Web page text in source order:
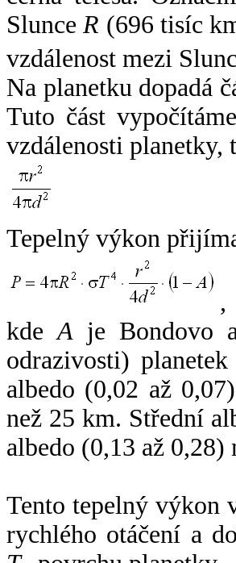
SlunceR (696 tisíc
vzdálenost mezi
Na planetku dopadá
Tuto část
vzdálenosti planetky,
Tepelný výkon
,
kdeA je Bondovo
odrazivosti)
albedo (0,02 až
než 25 km. Střední
albedo (0,13 až 0,28)
Tento tepelný výkon
rychlého otáčení a